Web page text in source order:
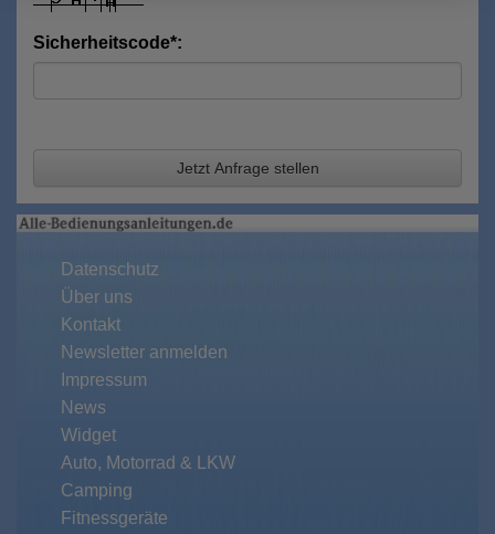
Sicherheitscode*:
Jetzt Anfrage stellen
Datenschutz
Über uns
Kontakt
Newsletter anmelden
Impressum
News
Widget
Auto, Motorrad & LKW
Camping
Fitnessgeräte